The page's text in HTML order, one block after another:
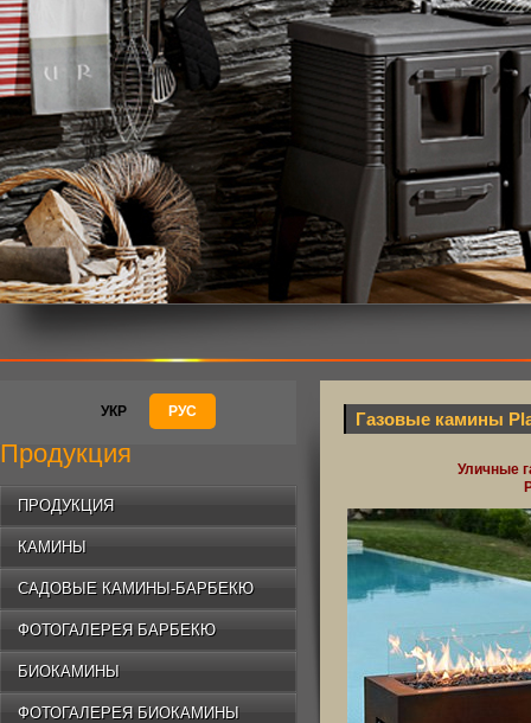
УКР РУС
Продукция
ПРОДУКЦИЯ
КАМИНЫ
САДОВЫЕ КАМИНЫ-БАРБЕКЮ
ФОТОГАЛЕРЕЯ БАРБЕКЮ
БИОКАМИНЫ
ФОТОГАЛЕРЕЯ БИОКАМИНЫ
Газовые камины
Уличные